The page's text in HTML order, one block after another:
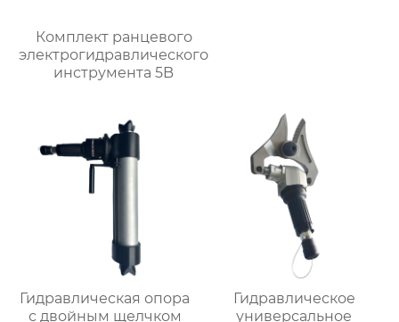
Комплект ранцевого
электрогидравлического
инструмента 5B
Гидравлическая опора
с двойным щелчком
Гидравлическое
универсальное